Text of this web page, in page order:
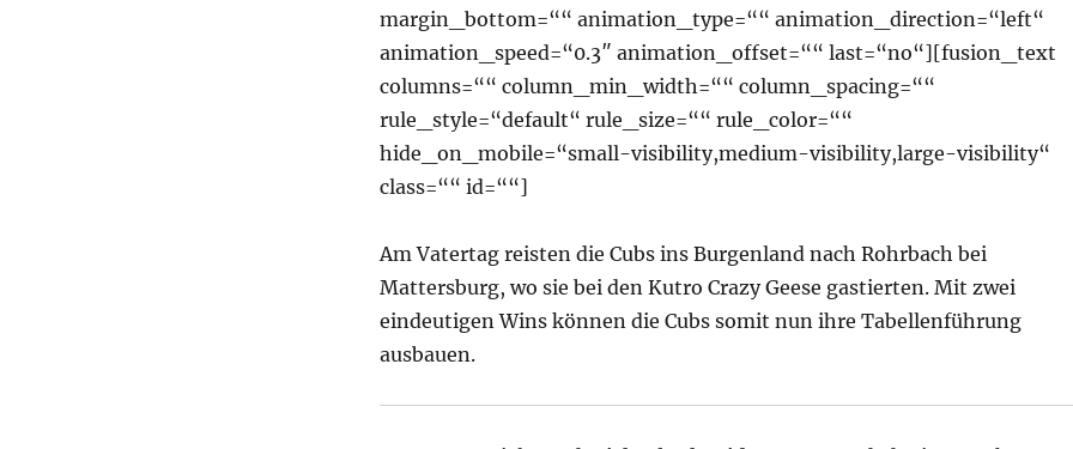
margin_bottom=““ animation_type=““ animation_direction=“left“
animation_speed=“0.3″ animation_offset=““ last=“no“][fusion_text
columns=““ column_min_width=““ column_spacing=““
rule_style=“default“ rule_size=““ rule_color=““
hide_on_mobile=“small-visibility,medium-visibility,large-visibility“
class=““ id=““]
Am Vatertag reisten die Cubs ins Burgenland nach Rohrbach bei
Mattersburg, wo sie bei den Kutro Crazy Geese gastierten. Mit zwei
eindeutigen Wins können die Cubs somit nun ihre Tabellenführung
ausbauen.